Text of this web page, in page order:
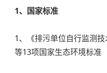
1、国家标准
1、《排污单位自行监测
等13项国家生态环境标准